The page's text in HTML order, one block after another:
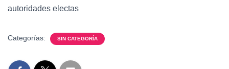
autoridades electas
Categorías: SIN CATEGORÍA